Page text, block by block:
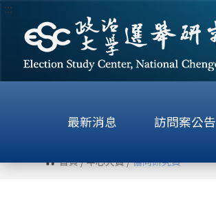
跳
內
:::
最新消息 訪問案公告
首頁/中心人員/協同研究員